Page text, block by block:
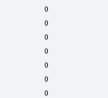
0
0
0
0
0
0
0